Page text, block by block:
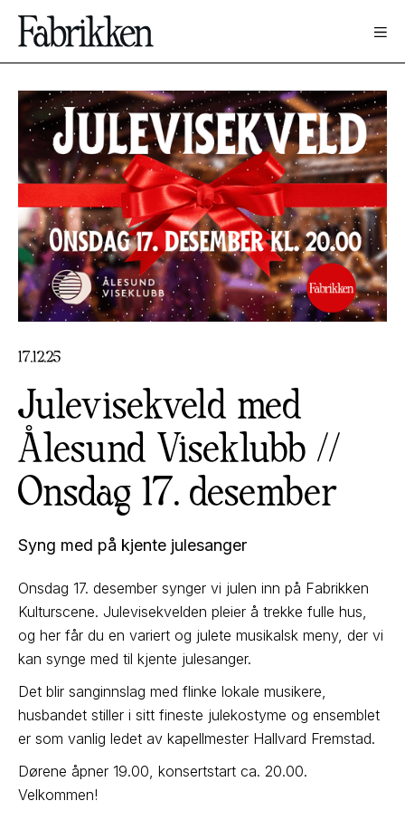
17.12.25
Julevisekveld med
Ålesund Viseklubb //
Onsdag 17. desember
Syng med på kjente julesanger
Onsdag 17. desember synger vi julen inn på Fabrikken
Kulturscene. Julevisekvelden pleier å trekke fulle hus,
og her får du en variert og julete musikalsk meny, der vi
kan synge med til kjente julesanger.
Det blir sanginnslag med flinke lokale musikere,
husbandet stiller i sitt fineste julekostyme og ensemblet
er som vanlig ledet av kapellmester Hallvard Fremstad.
Dørene åpner 19.00, konsertstart ca. 20.00.
Velkommen!